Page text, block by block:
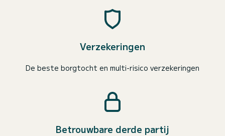
Verzekeringen
De beste borgtocht en multi-risico verzekeringen
Betrouwbare derde partij